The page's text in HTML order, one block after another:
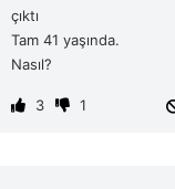
çıktı
Tam 41 yaşında.
Nasıl?
3 1